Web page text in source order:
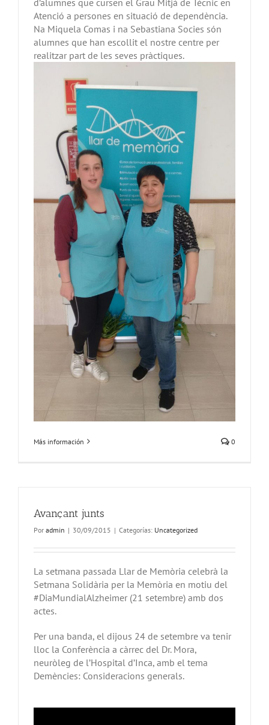
d’alumnes que cursen el Grau Mitjà de Tècnic en
Atenció a persones en situació de dependència.
Na Miquela Comas i na Sebastiana Socies són
alumnes que han escollit el nostre centre per
realitzar part de les seves pràctiques.
Más información 0
Avançant junts
Por admin | 30/09/2015 | Categorías: Uncategorized
La setmana passada Llar de Memòria celebrà la
Setmana Solidària per la Memòria en motiu del
#DiaMundialAlzheimer (21 setembre) amb dos
actes.
Per una banda, el dijous 24 de setembre va tenir
lloc la Conferència a càrrec del Dr. Mora,
neuròleg de l’Hospital d’Inca, amb el tema
Demències: Consideracions generals.